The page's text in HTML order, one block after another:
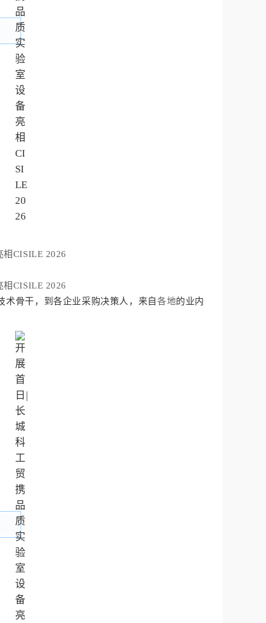
骨干，到各企业采购决策人，来自 各地的业内